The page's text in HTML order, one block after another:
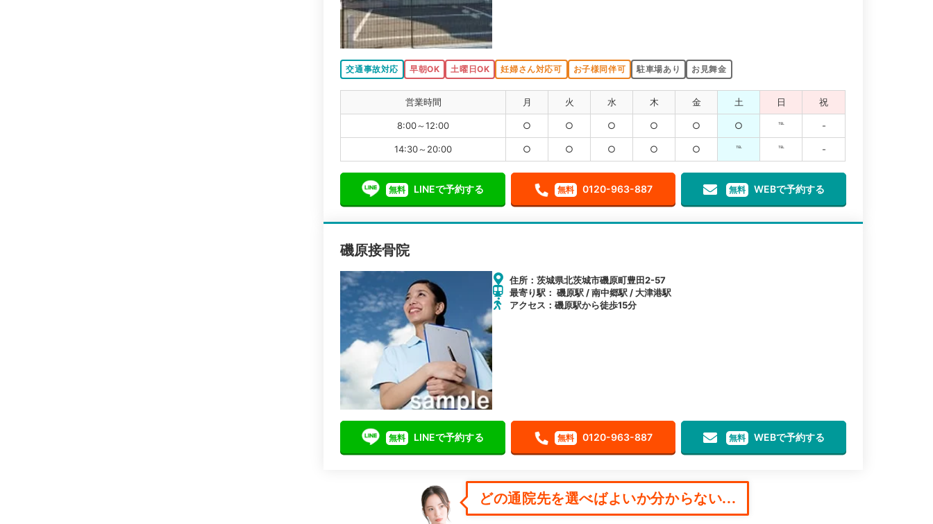
交通事故対応 早朝OK 土曜日OK 妊婦さん対応可 お子様同伴可 駐車場あり お見舞金
営業時間 月 火 水 木 金 土 日 祝
8:00～12:00 ○ ○ ○ ○ ○ ○ ℡ -
14:30～20:00 ○ ○ ○ ○ ○ ℡ ℡ -
無料 LINEで予約する 無料 0120-963-887 無料 WEBで予約する
磯原接骨院
住所：茨城県北茨城市磯原町豊田2-57
最寄り駅： 磯原駅 / 南中郷駅 / 大津港駅
アクセス：磯原駅から徒歩15分
無料 LINEで予約する 無料 0120-963-887 無料 WEBで予約する
どの通院先を選べばよいか分からない...